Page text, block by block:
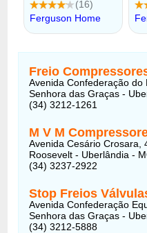
Freio
Avenida Confederação do
Senhora das Graças -
(34) 3212-1261
M V M
Avenida Cesário Crosara,
Roosevelt - Uberlândia -
(34) 3237-2922
Stop Freios
Avenida Confederação
Senhora das Graças -
(34) 3212-5888